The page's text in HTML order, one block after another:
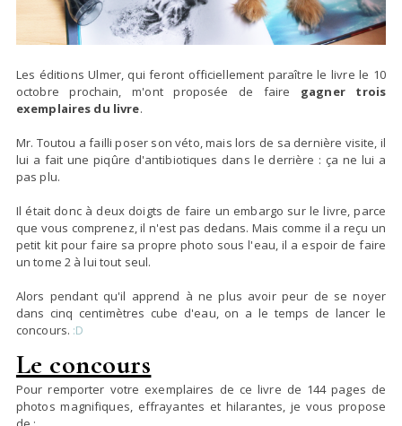
Les éditions Ulmer, qui feront officiellement paraître le livre le 10
octobre prochain, m'ont proposée de faire gagner trois
exemplaires du livre.
Mr. Toutou a failli poser son véto, mais lors de sa dernière visite, il
lui a fait une piqûre d'antibiotiques dans le derrière : ça ne lui a
pas plu.
Il était donc à deux doigts de faire un embargo sur le livre, parce
que vous comprenez, il n'est pas dedans. Mais comme il a reçu un
petit kit pour faire sa propre photo sous l'eau,il a espoir de faire
un tome 2 à lui tout seul.
Alors pendant qu'il apprend à ne plus avoir peur de se noyer
dans cinq centimètres cube d'eau, on a le temps de lancer le
concours. :D
Le concours
Pour remporter votre exemplaires de ce livre de 144 pages de
photos magnifiques, effrayantes et hilarantes, je vous propose